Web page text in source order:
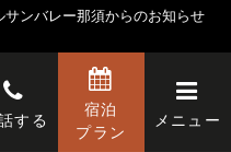
ンバレー那須からのお知らせ
する
宿泊
プラン
メニュー